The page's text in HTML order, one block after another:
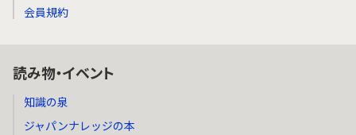
会員規約
読み物・イベント
知識の泉
ジャパンナレッジの本